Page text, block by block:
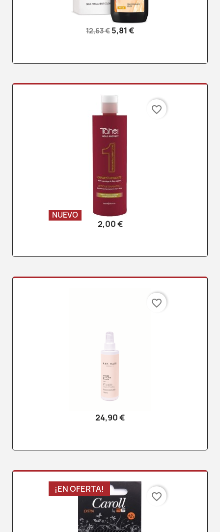
12,63 € 5,81 €
2,00 €
NUEVO
favorite_border
24,90 €
favorite_border
¡EN OFERTA!
favorite_border